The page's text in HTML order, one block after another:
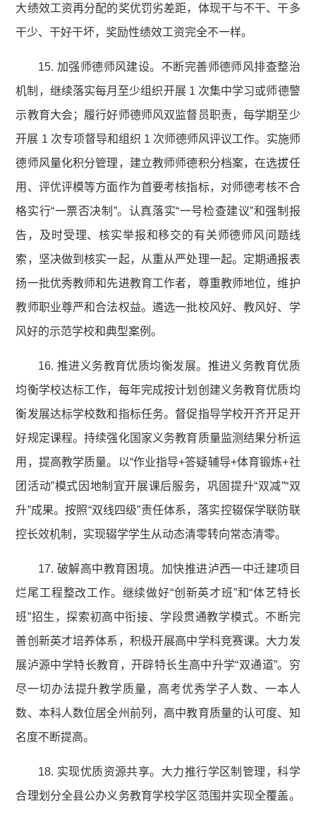
大绩效工资再分配的奖优罚劣差距，体现干与不干、干多
干少、干好干坏，奖励性绩效工资完全不一样。
15. 加强师德师风建设。不断完善师德师风排查整治
机制，继续落实每月至少组织开展 1 次集中学习或师德警
示教育大会；履行好师德师风双监督员职责，每学期至少
开展 1 次专项督导和组织 1 次师德师风评议工作。实施师
德师风量化积分管理，建立教师师德积分档案，在选拔任
用、评优评模等方面作为首要考核指标，对师德考核不合
格实行“一票否决制”。认真落实“一号检查建议”和强制报
告，及时受理、核实举报和移交的有关师德师风问题线
索，坚决做到核实一起，从重从严处理一起。定期通报表
扬一批优秀教师和先进教育工作者，尊重教师地位，维护
教师职业尊严和合法权益。遴选一批校风好、教风好、学
风好的示范学校和典型案例。
16. 推进义务教育优质均衡发展。推进义务教育优质
均衡学校达标工作，每年完成按计划创建义务教育优质均
衡发展达标学校数和指标任务。督促指导学校开齐开足开
好规定课程。持续强化国家义务教育质量监测结果分析运
用，提高教学质量。以“作业指导+答疑辅导+体育锻炼+社
团活动”模式因地制宜开展课后服务，巩固提升“双减”“双
升”成果。按照“双线四级”责任体系，落实控辍保学联防联
控长效机制，实现辍学学生从动态清零转向常态清零。
17. 破解高中教育困境。加快推进泸西一中迁建项目
烂尾工程整改工作。继续做好“创新英才班”和“体艺特长
班”招生，探索初高中衔接、学段贯通教学模式。不断完
善创新英才培养体系，积极开展高中学科竞赛课。大力发
展泸源中学特长教育，开辟特长生高中升学“双通道”。穷
尽一切办法提升教学质量，高考优秀学子人数、一本人
数、本科人数位居全州前列，高中教育质量的认可度、知
名度不断提高。
18. 实现优质资源共享。大力推行学区制管理，科学
合理划分全县公办义务教育学校学区范围并实现全覆盖。